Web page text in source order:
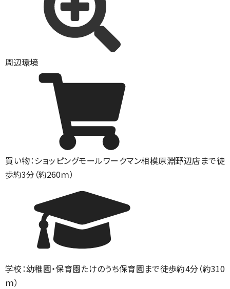
周辺環境
買い物：ショッピングモールワークマン相模原淵野辺店まで徒
歩約3分（約260ｍ）
学校：幼稚園・保育園たけのうち保育園まで徒歩約4分（約310
ｍ）